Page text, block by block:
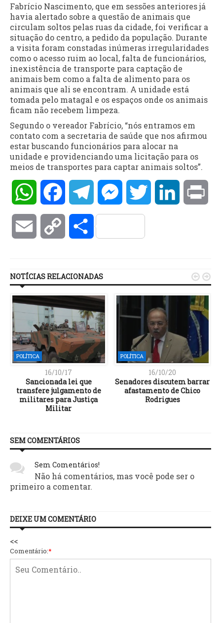
Fabrício Nascimento, que em sessões anteriores já
havia alertado sobre a questão de animais que
circulam soltos pelas ruas da cidade, foi verificar a
situação do centro, a pedido da população. Durante
a visita foram constadas inúmeras irregularidades
como o acesso ruim ao local, falta de funcionários,
inexistência de transporte para captação de
animais bem como a falta de alimento para os
animais que ali se encontram. A unidade está
tomada pelo matagal e os espaços onde os animais
ficam não recebem limpeza.
Segundo o vereador Fabrício, “nós entramos em
contato com a secretaria de saúde que nos afirmou
estar buscando funcionários para alocar na
unidade e providenciando uma licitação para os
meios de transportes para captar animais soltos”.
WhatsAppFacebookTelegramMessengerTwitter LinkedIn
Email Copy Compartilhar
NOTÍCIAS RELACIONADAS
POLÍTICA
16/10/17
Sancionada lei que
transfere julgamento de
militares para Justiça
Militar
POLÍTICA
16/10/20
Senadores discutem barrar
afastamento de Chico
Rodrigues
 
SEM COMENTÁRIOS
Sem Comentários!
Não há comentários, mas você pode ser o
primeiro a comentar.
DEIXE UM COMENTÁRIO
<<
Comentário:*